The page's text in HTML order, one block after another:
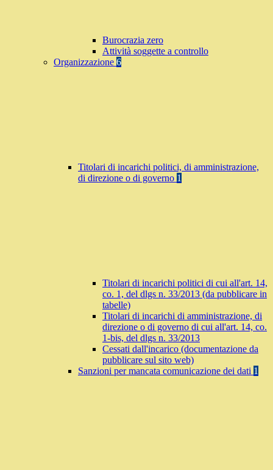
Burocrazia zero
Attività soggette a controllo
Organizzazione 6
Titolari di incarichi politici, di amministrazione,
di direzione o di governo 1
Titolari di incarichi politici di cui all'art. 14,
co. 1, del dlgs n. 33/2013 (da pubblicare in
tabelle)
Titolari di incarichi di amministrazione, di
direzione o di governo di cui all'art. 14, co.
1-bis, del dlgs n. 33/2013
Cessati dall'incarico (documentazione da
pubblicare sul sito web)
Sanzioni per mancata comunicazione dei dati 1